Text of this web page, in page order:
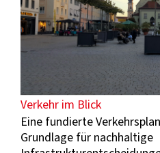
Verkehr im Blick
Eine fundierte
Grundlage für nachhaltige